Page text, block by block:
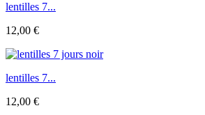
lentilles 7...
12,00 €
lentilles 7...
12,00 €